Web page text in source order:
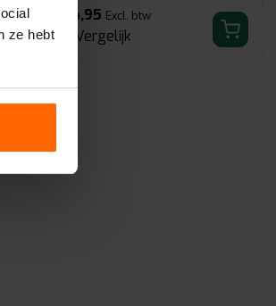
ze hebt
ventilatie en een ruim
gezichtsveld wor...
€24,95 Excl. btw
Vergelijk